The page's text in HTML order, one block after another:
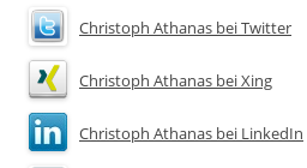
Christoph Athanas bei Twitter
Christoph Athanas bei Xing
Christoph Athanas bei LinkedIn